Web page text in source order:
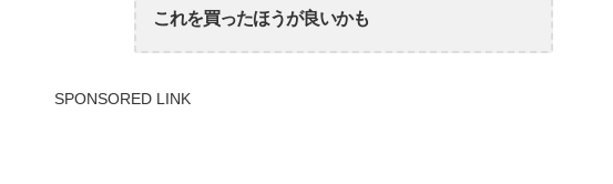
これを買ったほうが良いかも
SPONSORED LINK